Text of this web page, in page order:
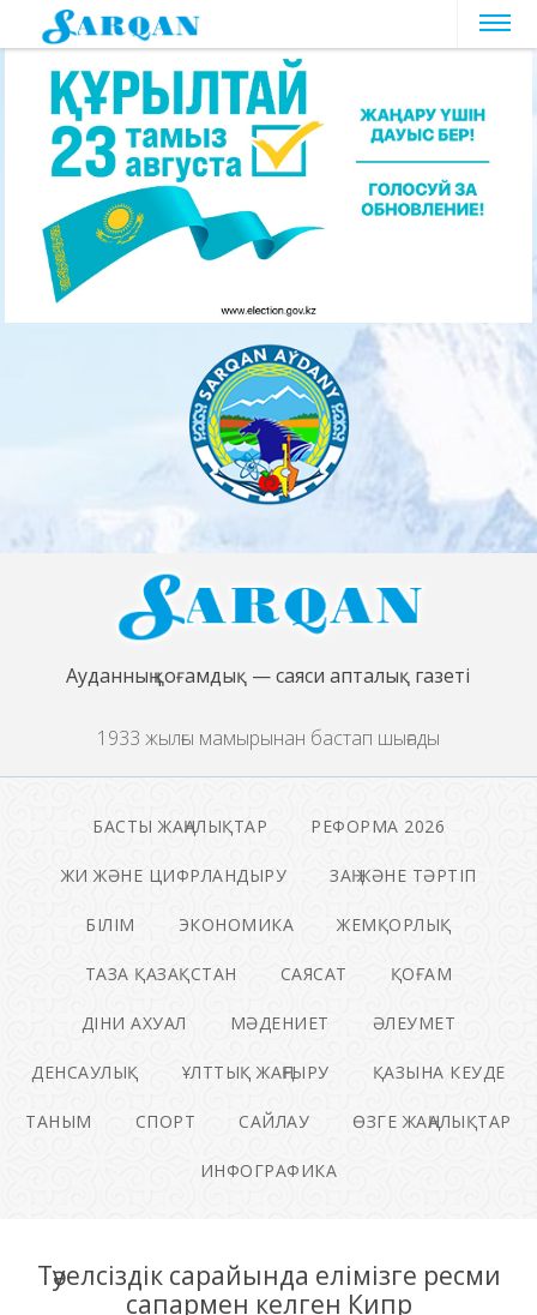
Ауданның қоғамдық — саяси апталық газеті
1933 жылғы мамырынан бастап шығады
БАСТЫ ЖАҢАЛЫҚТАР РЕФОРМА 2026
ЖИ ЖӘНЕ ЦИФРЛАНДЫРУ ЗАҢ ЖӘНЕ ТӘРТІП
БІЛІМ ЭКОНОМИКА ЖЕМҚОРЛЫҚ
ТАЗА ҚАЗАҚСТАН САЯСАТ ҚОҒАМ
ДІНИ АХУАЛ МӘДЕНИЕТ ӘЛЕУМЕТ
ДЕНСАУЛЫҚ ҰЛТТЫҚ ЖАҢҒЫРУ ҚАЗЫНА КЕУДЕ
ТАНЫМ СПОРТ САЙЛАУ ӨЗГЕ ЖАҢАЛЫҚТАР
ИНФОГРАФИКА
Тәуелсіздік сарайында елімізге ресми
сапармен келген Кипр